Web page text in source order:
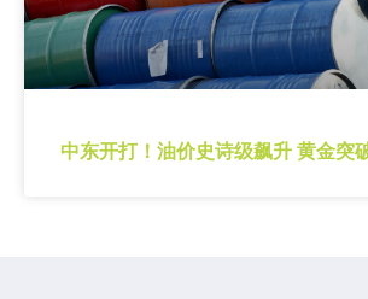
中东开打！油价史诗级飙升 黄金突